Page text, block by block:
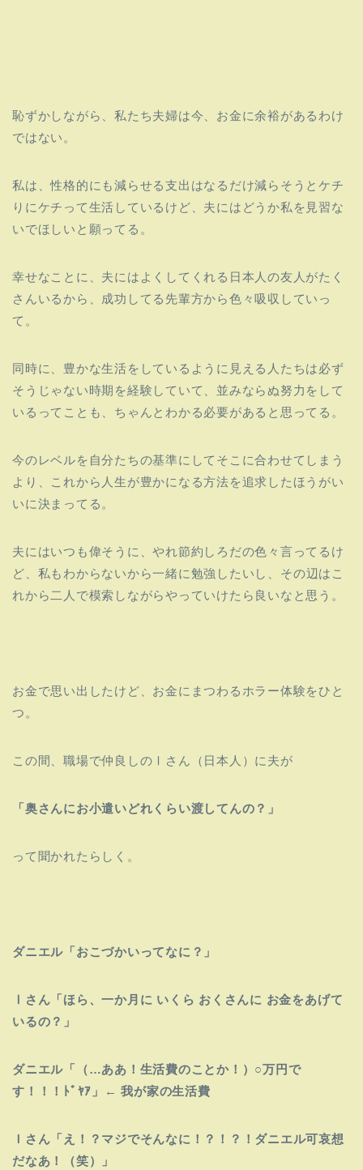
恥ずかしながら、私たち夫婦は今、お金に余裕があるわけ
ではない。
私は、性格的にも減らせる支出はなるだけ減らそうとケチ
りにケチって生活しているけど、夫にはどうか私を見習な
いでほしいと願ってる。
幸せなことに、 夫にはよくしてくれる日本人の友人がたく
さんいるから、 成功してる先輩方から色々吸収していっ
て。
同時に、豊かな生活をしているように見える人たちは必ず
そうじゃない時期を経験していて、並みならぬ努力をして
いるってことも、ちゃんとわかる必要があると思ってる。
今のレベルを自分たちの基準にしてそこに合わせてしまう
より、
これから人生が豊かになる方法を追求したほうがい
いに決まってる。
夫にはいつも偉そうに、やれ節約しろだの色々言ってるけ
ど、 私もわからないから一緒に勉強したいし、 その辺はこ
れから二人で模索しながらやっていけたら良いなと思う。
お金で思い出したけど、お金にまつわるホラー体験をひと
つ。
この間、職場で仲良しのⅠさん（日本人）に夫が
「奥さんにお小遣いどれくらい渡してんの？」
って聞かれたらしく。
ダニエル「おこづかいってなに？」
Ⅰさん「ほら、一か月に いくら おくさんに お金をあげて
いるの？」
ダニエル「（…ああ！生活費のことか！）○万円で
す！！！ﾄﾞﾔｱ」← 我が家の生活費
Ｉさん「え！？マジでそんなに！？！？！ダニエル可哀想
だなあ！（笑）」